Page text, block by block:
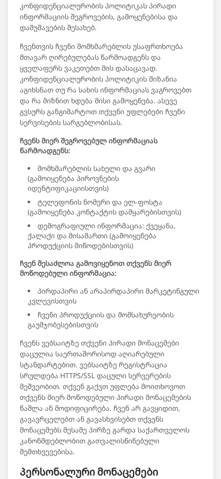
კონფიდენციალურობის პოლიტიკას პირადი
ინფორმაციის შეგროვების, გამოყენებისა და
დამუშავების შესახებ.
ჩვენთვის ჩვენი მომხმარებლის უსაფრთხოება
მთავარ ღირებულებას წარმოადგენს და
ყველაფერს ვაკეთებთ მის დასაცავად.
კონფიდენციალურობის პოლიტიკის მიზანია
აგიხსნათ თუ რა სახის ინფორმაციას ვაგროვებთ
და რა მიზნით ხდება მისი გამოყენება. ასევე
გვსურს განგიმარტოთ თქვენი უფლებები ჩვენი
სერვისების სარგებლობისას.
ჩვენს მიერ შეგროვებულ ინფორმაციას
წარმოადგენს:
მომხმარებლის სახელი და გვარი
(გამოიყენება პიროვნების
იდენტიფიკაციისთვის)
ტელეფონის ნომერი და ელ-ფოსტა
(გამოიყენება კონტაქტის დამყარებისთვის)
დემოგრაფიული ინფორმაცია: ქვეყანა,
ქალაქი და მისამართი (გამოიყენება
პროდუქციის მიწოდებისთვის)
ჩვენ შესაძლოა გამოვიყენოთ თქვენს მიერ
მოწოდებული ინფორმაცია:
პირდაპირი ან არაპირდაპირი მარკეტინგული
კვლევისთვის
ჩვენი პროდუქციის და მომსახურეობის
გაუმჯობესებისთვის
ჩვენს ვებსაიტზე თქვენი პირადი მონაცემები
დაცულია საერთაშორისოდ აღიარებული
სტანდარტებით. ვებსაიტზე რეგისტრაცია
სრულდება HTTPS/SSL დაცული სერვერების
მეშვეობით. თქვენ გაქვთ უფლება მოითხოვოთ
თქვენს მიერ მოწოდებული პირადი მონაცემების
წაშლა ან მოდიფიცირება. ჩვენ არ გავყიდით,
გავავრცელებთ ან გავასხვისებთ თქვენს
მონაცემებს მესამე პირზე გარდა საქართველოს
კანონმდებლობით გათვალისწინებული
შემთხვევებისა.
პერსონალური მონაცემები